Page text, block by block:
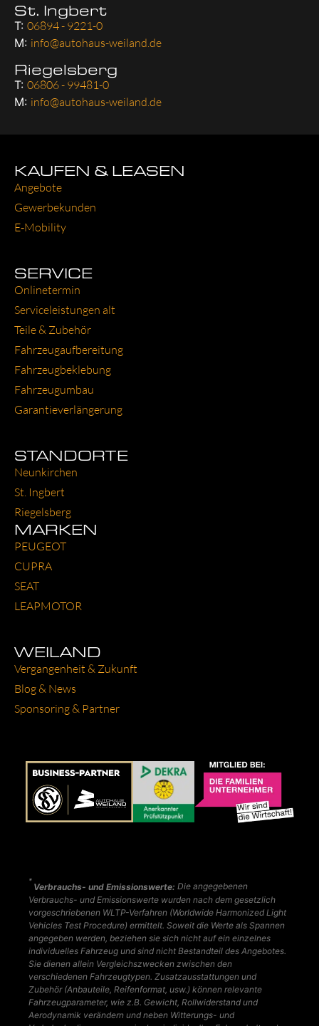
St. Ingbert
T: 06894 - 9221-0
M: info@autohaus-weiland.de
Riegelsberg
T: 06806 - 99481-0
M: info@autohaus-weiland.de
KAUFEN & LEASEN
Ange­bo­te
Gewer­be­kun­den
E‑Mobility
SERVICE
Online­ter­min
Ser­vice­leis­tun­gen alt
Tei­le & Zube­hör
Fahr­zeug­auf­be­rei­tung
Fahr­zeug­be­kle­bung
Fahr­zeug­um­bau
Garantie­verlängerung
STANDORTE
Neun­kir­chen
St. Ing­bert
Rie­gels­berg
MARKEN
PEU­GEOT
CUP­RA
SEAT
LEAP­MO­TOR
WEILAND
Ver­gan­gen­heit & Zukunft
Blog & News
Spon­so­ring & Part­ner
*
Verbrauchs- und Emissionswerte: Die angegebenen
Verbrauchs- und Emissionswerte wurden nach dem gesetzlich
vorgeschriebenen WLTP-Verfahren (Worldwide Harmonized Light
Vehicles Test Procedure) ermittelt. Soweit die Werte als Spannen
angegeben werden, beziehen sie sich nicht auf ein einzelnes
individuelles Fahrzeug und sind nicht Bestandteil des Angebotes.
Sie dienen allein Vergleichszwecken zwischen den
verschiedenen Fahrzeugtypen. Zusatzausstattungen und
Zubehör (Anbauteile, Reifenformat, usw.) können relevante
Fahrzeugparameter, wie z.B. Gewicht, Rollwiderstand und
Aerodynamik verändern und neben Witterungs- und